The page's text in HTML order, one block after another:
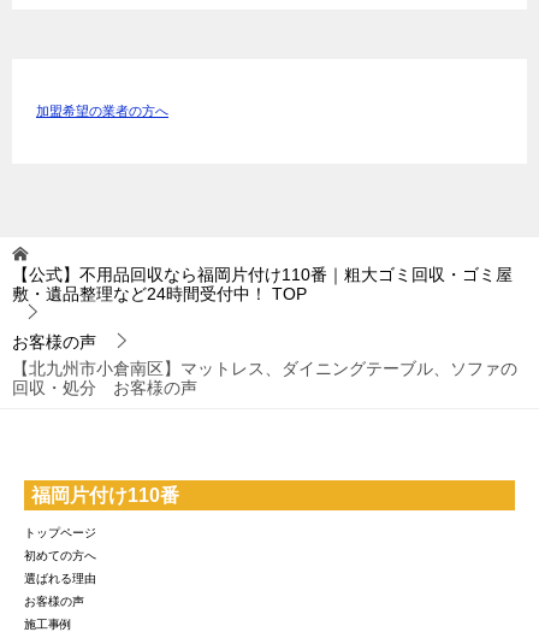
加盟希望の業者の方へ
【公式】不用品回収なら福岡片付け110番｜粗大ゴミ回収・ゴミ屋
敷・遺品整理など24時間受付中！
TOP
お客様の声
【北九州市小倉南区】マットレス、ダイニングテーブル、ソファの
回収・処分 お客様の声
福岡片付け110番
トップページ
初めての方へ
選ばれる理由
お客様の声
施工事例